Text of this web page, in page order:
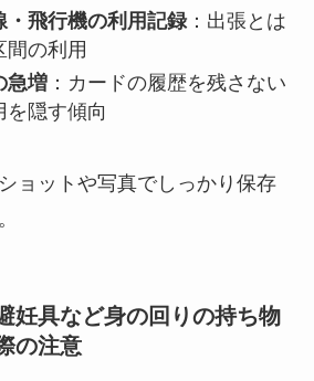
・飛行機の利用記録：出張とは
間の利用
急増：カードの履歴を残さない
を隠す傾向
ョットや写真でしっかり保存
妊具など身の回りの持ち物
の注意